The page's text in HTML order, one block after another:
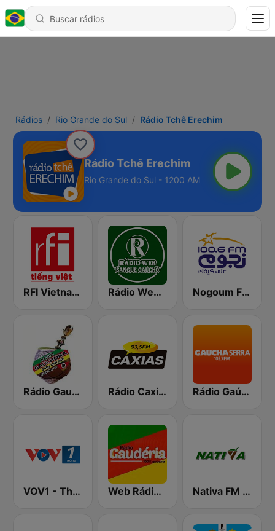
Rádios Rio Grande do Sul Rádio Tchê Erechim
Rádio Tchê Erechim
Rio Grande do Sul - 1200 AM
RFI Vietnam Tiếng Việt Rádio Web Sangue Gaúcho Nogoum FM 100.6 (نجوم فم)
Rádio Gauchona Rádio Caxias Rádio Gaúcha ZH - Serra
VOV1 - Thời sự Web Rádio Gaudéria Nativa FM Santa Maria